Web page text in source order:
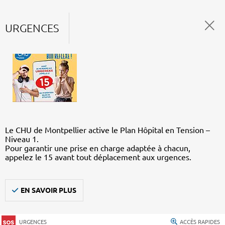
URGENCES
Le CHU de Montpellier active le Plan Hôpital en Tension –
Niveau 1.
Pour garantir une prise en charge adaptée à chacun,
appelez le 15 avant tout déplacement aux urgences.
EN SAVOIR PLUS
URGENCES ACCÈS RAPIDES